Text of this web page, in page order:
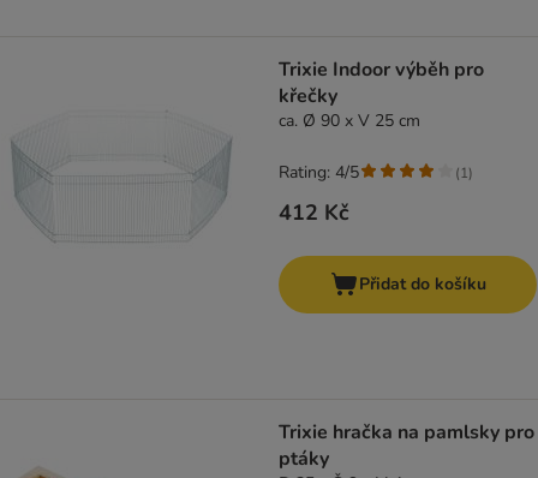
Trixie Indoor výběh pro
křečky
ca. Ø 90 x V 25 cm
412 Kč
Rating: 4/5 (1)
Přidat do košíku
Trixie hračka na pamlsky pro
ptáky